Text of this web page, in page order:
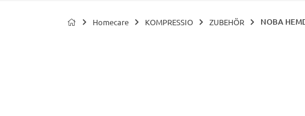
Homecare KOMPRESSIO ZUBEHÖR NOBA